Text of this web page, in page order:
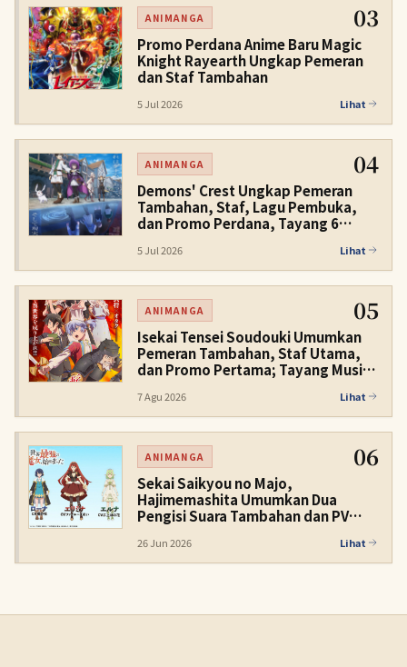
ANIMANGA 03
Promo Perdana Anime Baru Magic
Knight Rayearth Ungkap Pemeran
dan Staf Tambahan
5 Jul 2026 Lihat
ANIMANGA 04
Demons' Crest Ungkap Pemeran
Tambahan, Staf, Lagu Pembuka,
dan Promo Perdana, Tayang 6
5 Jul 2026 Lihat
ANIMANGA 05
Isekai Tensei Soudouki Umumkan
Pemeran Tambahan, Staf Utama,
dan Promo Pertama; Tayang Musim
7 Agu 2026 Lihat
ANIMANGA 06
Sekai Saikyou no Majo,
Hajimemashita Umumkan Dua
Pengisi Suara Tambahan dan PV
26 Jun 2026 Lihat